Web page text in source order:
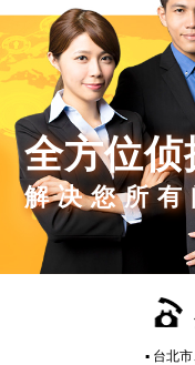
全方位侦
解决您所有
▪ 台北